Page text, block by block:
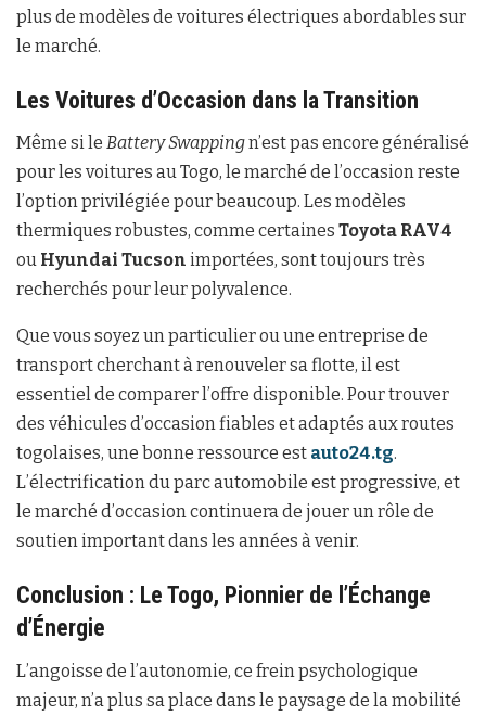
plus de modèles de voitures électriques abordables sur
le marché.
Les Voitures d’Occasion dans la Transition
Même si le Battery Swappingn’est pas encore généralisé
pour les voitures au Togo, le marché de l’occasion reste
l’option privilégiée pour beaucoup. Les modèles
thermiques robustes, comme certaines Toyota RAV4
ou Hyundai Tucson importées, sont toujours très
recherchés pour leur polyvalence.
Que vous soyez un particulier ou une entreprise de
transport cherchant à renouveler sa flotte, il est
essentiel de comparer l’offre disponible. Pour trouver
des véhicules d’occasion fiables et adaptés aux routes
togolaises, une bonne ressource est auto24.tg.
L’électrification du parc automobile est progressive, et
le marché d’occasion continuera de jouer un rôle de
soutien important dans les années à venir.
Conclusion : Le Togo, Pionnier de l’Échange
d’Énergie
L’angoisse de l’autonomie, ce frein psychologique
majeur, n’a plus sa place dans le paysage de la mobilité